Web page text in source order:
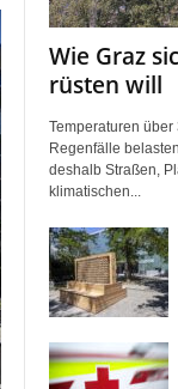
Wie Graz
rüsten will
Temperaturen
Regenfälle
deshalb Straßen,
klimatischen...